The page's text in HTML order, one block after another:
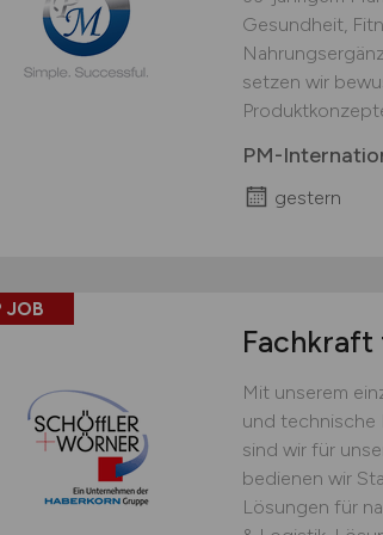
Gesundheit,
setzen wir
PM-
gestern
JOB
Mit unserem
und technische
sind wir für
bedienen wir
Lösungen für